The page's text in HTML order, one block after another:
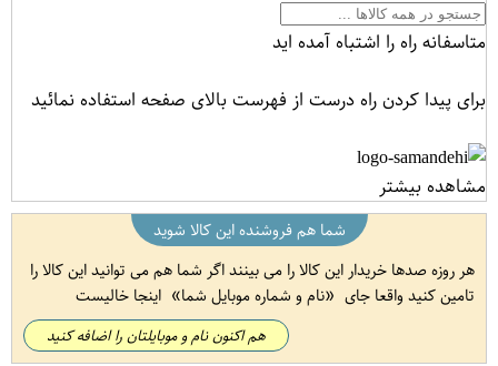
متاسفانه راه را اشتباه آمده اید
برای پیدا کردن راه درست از فهرست بالای صفحه استفاده نمائید
مشاهده بیشتر
شما هم فروشنده این کالا شوید
هر روزه صدها خریدار این کالا را می بینند اگر شما هم می توانید این کالا را
تامین کنید واقعا جای
نام و شماره موبایل شما اینجا خالیست
هم اکنون نام و موبایلتان را اضافه کنید